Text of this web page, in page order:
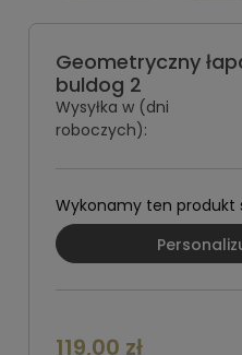
Geometryczny
buldog 2
Wysyłka w (dni
roboczych):
Wykonamy ten produkt
119,00 zł